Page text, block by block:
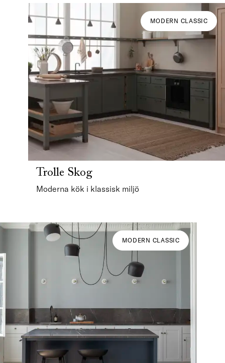
MODERN CLASSIC
Trolle Skog
Moderna kök i klassisk miljö
MODERN CLASSIC